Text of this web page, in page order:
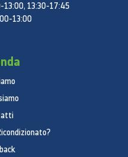
13:00, 13:30-17:45
13:00